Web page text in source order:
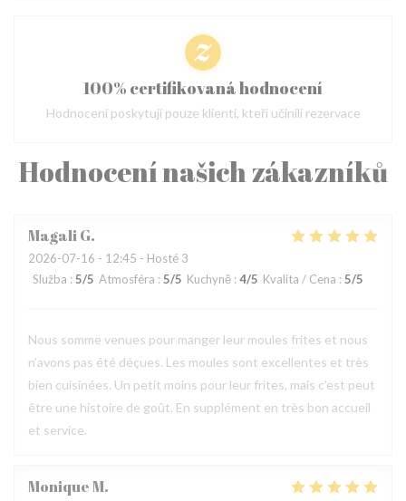
Hodnocení našich zákazníků
MagaliG
2026-07-16 - 12:45 - Hosté 3
Služba : 5/5 Atmosféra : 5/5 Kuchyně : 4/5 Kvalita / Cena : 5/5
Nous somme venues pour manger leur moules frites et nous
n’avons pas été déçues. Les moules sont excellentes et très
bien cuisinées. Un petit moins pour leur frites, mais c’est peut
être une histoire de goût. En supplément en très bon accueil
et service.
MoniqueM
100% certifikovaná hodnocení
Hodnocení poskytují pouze klienti, kteří učinili rezervace